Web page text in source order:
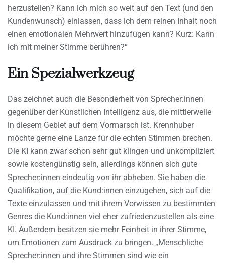
herzustellen? Kann ich mich so weit auf den Text (und den
Kundenwunsch) einlassen, dass ich dem reinen Inhalt noch
einen emotionalen Mehrwert hinzufügen kann? Kurz: Kann
ich mit meiner Stimme berühren?“
Ein Spezialwerkzeug
Das zeichnet auch die Besonderheit von Sprecher:innen
gegenüber der Künstlichen Intelligenz aus, die mittlerweile
in diesem Gebiet auf dem Vormarsch ist. Krennhuber
möchte gerne eine Lanze für die echten Stimmen brechen.
Die KI kann zwar schon sehr gut klingen und unkompliziert
sowie kostengünstig sein, allerdings können sich gute
Sprecher:innen eindeutig von ihr abheben. Sie haben die
Qualifikation, auf die Kund:innen einzugehen, sich auf die
Texte einzulassen und mit ihrem Vorwissen zu bestimmten
Genres die Kund:innen viel eher zufriedenzustellen als eine
KI. Außerdem besitzen sie mehr Feinheit in ihrer Stimme,
um Emotionen zum Ausdruck zu bringen. „Menschliche
Sprecher:innen und ihre Stimmen sind wie ein